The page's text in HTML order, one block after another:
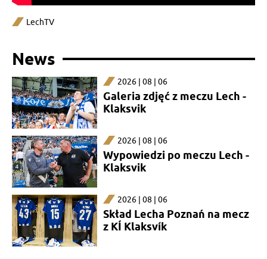
LechTV
News
2026 | 08 | 06
Galeria zdjęć z meczu Lech -
Klaksvik
2026 | 08 | 06
Wypowiedzi po meczu Lech -
Klaksvik
2026 | 08 | 06
Skład Lecha Poznań na mecz
z KÍ Klaksvík